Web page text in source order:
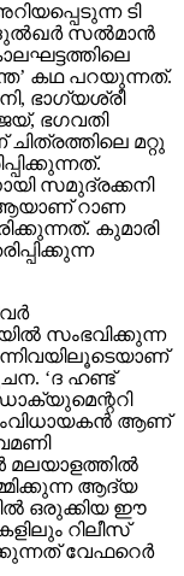
ടി
സല്‍മാന്‍
കഥ പറയുന്നത്.
ഭാഗ്യശ്രീ
ഭഗവതി
മറ്റു
സമുദ്രക്കനി
റാണ
കുമാരി
സംഭവിക്കുന്ന
‘ദ ഹണ്ട്
സംവിധായകന്‍ ആണ്
മലയാളത്തില്‍
ആദ്യ
ഒരുക്കിയ ഈ
റിലീസ്
വേഫറെര്‍